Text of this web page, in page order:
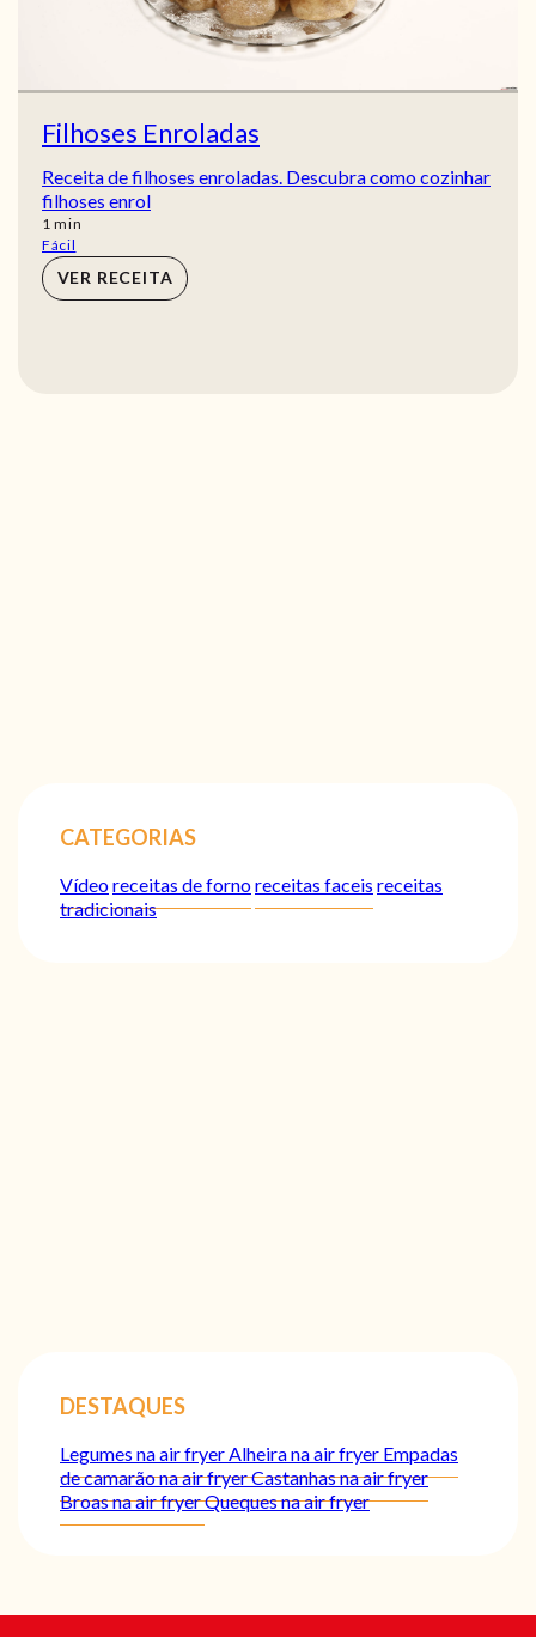
Filhoses Enroladas
Receita de filhoses enroladas. Descubra como cozinhar
filhoses enrol
1 min
min
Fácil
VER RECEITA
CATEGORIAS
Vídeoreceitas de fornoreceitas faceis receitas
tradicionais
DESTAQUES
Legumes na air fryer Alheira na air fryer Empadas
de camarão na air fryerCastanhas na air fryer
Broas na air fryerQueques na air fryer